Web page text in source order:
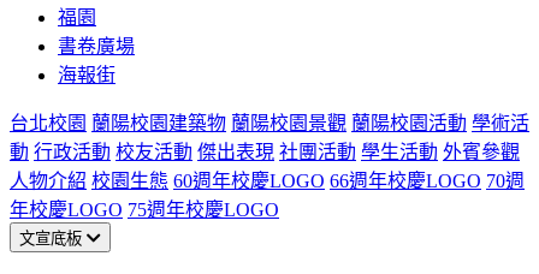
福園
書卷廣場
海報街
台北校園 蘭陽校園建築物 蘭陽校園景觀 蘭陽校園活動 學術活
動 行政活動 校友活動 傑出表現 社團活動 學生活動 外賓參觀
人物介紹 校園生態 60週年校慶LOGO 66週年校慶LOGO 70週
年校慶LOGO 75週年校慶LOGO
文宣底板